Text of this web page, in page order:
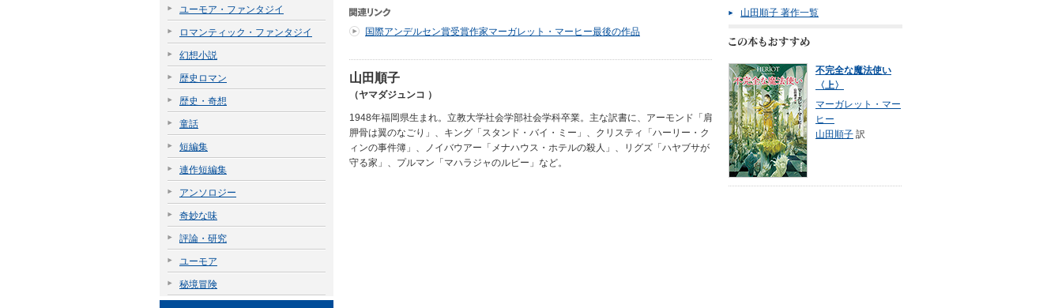
ユーモア・ファンタジイ
ロマンティック・ファンタジイ
幻想小説
歴史ロマン
歴史・奇想
童話
短編集
連作短編集
アンソロジー
奇妙な味
評論・研究
ユーモア
秘境冒険
山田順子 著作一覧
不完全な魔法使い
〈上〉
マーガレット・マー
ヒー
山田順子 訳
国際アンデルセン賞受賞作家マーガレット・マーヒー最後の作品
山田順子
（ヤマダジュンコ ）
1948年福岡県生まれ。立教大学社会学部社会学科卒業。主な訳書に、アーモンド「肩
胛骨は翼のなごり」、キング「スタンド・バイ・ミー」、クリスティ「ハーリー・ク
ィンの事件簿」、ノイバウアー「メナハウス・ホテルの殺人」、リグズ「ハヤブサが
守る家」、プルマン「マハラジャのルビー」など。